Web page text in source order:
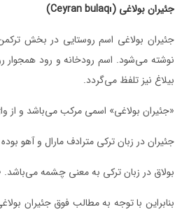
جئیران بولاغی (Ceyran bulaqı
)
جئیران بولاغی اسم روستایی در بخش
نوشته می‌شود. اسم رودخانه و رود همجوار
بیلاغ نیز تلفظ می‌گردد.
«جئیران بولاغی» اسمی مرکب می‌باشد و از
جئیران در زبان ترکی مترادف مارال و آهو
بولاق در زبان ترکی به معنی چشمه
بنابراین با توجه به مطالب فوق جئیران